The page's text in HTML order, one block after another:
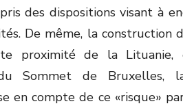
des dispositions visant à
De même, la construction
proximité de la Lituanie,
Sommet de Bruxelles,
en compte de ce «risque»